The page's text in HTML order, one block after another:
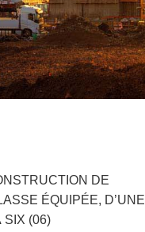
DE
ÉQUIPÉE, D’UNE
SIX (06)